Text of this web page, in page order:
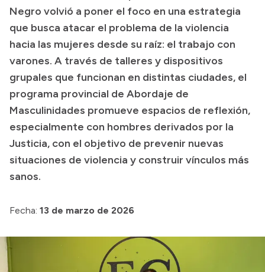
Presupuesto
Boletín Oficial
Compras y licitaciones
Consulta de expedientes
Consulta de pago a proveedores
Convocatorias
Login
Negro volvió a poner el foco en una estrategia
que busca atacar el problema de la violencia
hacia las mujeres desde su raíz: el trabajo con
varones. A través de talleres y dispositivos
grupales que funcionan en distintas ciudades, el
programa provincial de Abordaje de
Masculinidades promueve espacios de reflexión,
especialmente con hombres derivados por la
Justicia, con el objetivo de prevenir nuevas
situaciones de violencia y construir vínculos más
sanos.
Fecha: 13 de marzo de 2026